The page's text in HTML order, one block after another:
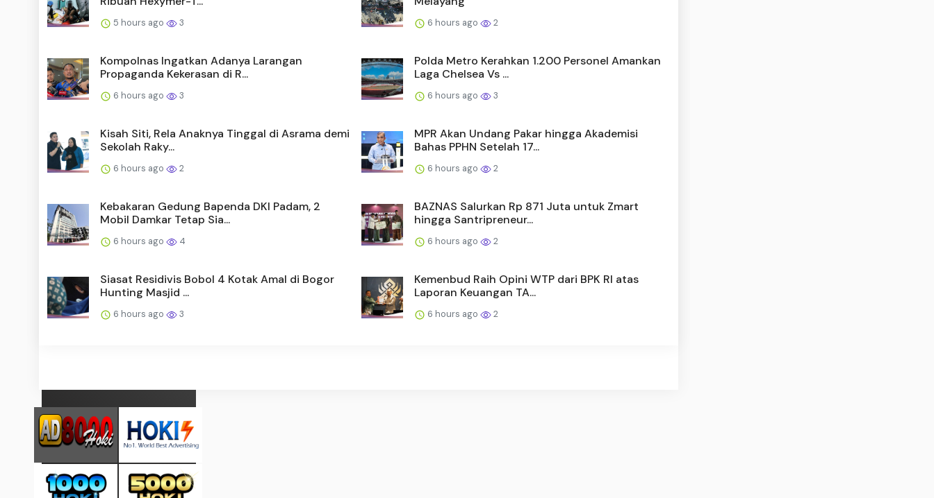
5 hours ago 3 6 hours ago 2
Kompolnas Ingatkan Adanya Larangan
Propaganda Kekerasan di R...
6 hours ago 3
Polda Metro Kerahkan 1.200 Personel Amankan
Laga Chelsea Vs ...
6 hours ago 3
Kisah Siti, Rela Anaknya Tinggal di Asrama demi
Sekolah Raky...
6 hours ago 2
MPR Akan Undang Pakar hingga Akademisi
Bahas PPHN Setelah 17...
6 hours ago 2
Kebakaran Gedung Bapenda DKI Padam, 2
Mobil Damkar Tetap Sia...
6 hours ago 4
BAZNAS Salurkan Rp 871 Juta untuk Zmart
hingga Santripreneur...
6 hours ago 2
Siasat Residivis Bobol 4 Kotak Amal di Bogor
Hunting Masjid ...
6 hours ago 3
Kemenbud Raih Opini WTP dari BPK RI atas
Laporan Keuangan TA...
6 hours ago 2